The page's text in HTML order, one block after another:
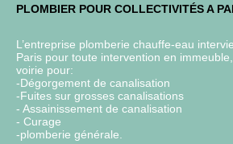
PLOMBIER POUR COLLECTIVITÉS A
L’entreprise plomberie chauffe-eau
Paris pour toute intervention en
voirie pour:
-Dégorgement de canalisation
-Fuites sur grosses canalisations
- Assainissement de canalisation
- Curage
-plomberie générale.